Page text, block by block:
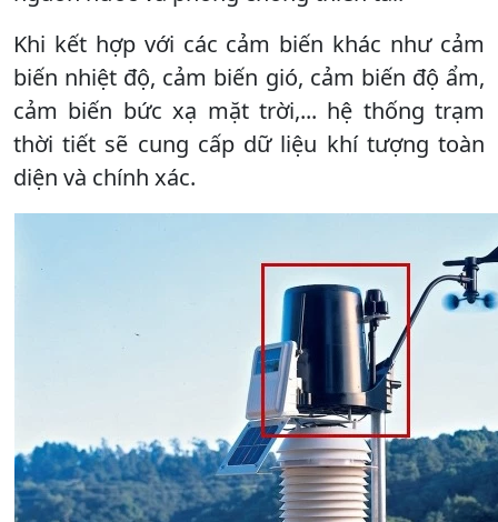
Khi kết hợp với các cảm biến khác như cảm
biến nhiệt độ, cảm biến gió, cảm biến độ ẩm,
cảm biến bức xạ mặt trời,... hệ thống trạm
thời tiết sẽ cung cấp dữ liệu khí tượng toàn
diện và chính xác.